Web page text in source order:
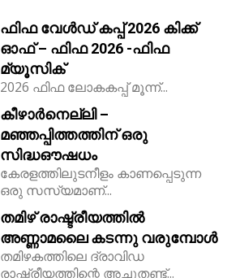
ഫിഫ വേൾഡ് കപ്പ് 2026 കിക്ക്‌
ഓഫ് – ഫിഫ 2026 -ഫിഫ
മ്യൂസിക്
2026 ഫിഫ ലോകകപ്പ് മൂന്ന്...
കീഴാർനെല്ലി –
മഞ്ഞപ്പിത്തത്തിന് ഒരു
സിദ്ധഔഷധം
കേരളത്തിലുടനീളം കാണപ്പെടുന്ന
ഒരു സസ്യമാണ്...
തമിഴ് രാഷ്ട്രീയത്തിൽ
അണ്ണാമലൈ കടന്നു വരുമ്പോൾ
തമിഴകത്തിലെ ദ്രാവിഡ
രാഷ്ട്രീയത്തിന്റെ അച്ചുതണ്ട്...